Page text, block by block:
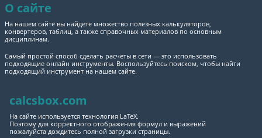
О сайте
На нашем сайте вы найдете множество полезных калькуляторов,
конвертеров, таблиц, а также справочных материалов по основным
дисциплинам.
Самый простой способ сделать расчеты в сети — это использовать
подходящие онлайн инструменты. Воспользуйтесь поиском, чтобы найти
подходящий инструмент на нашем сайте.
calcsbox.com
На сайте используется технология LaTeX.
Поэтому для корректного отображения формул и выражений
пожалуйста дождитесь полной загрузки страницы.